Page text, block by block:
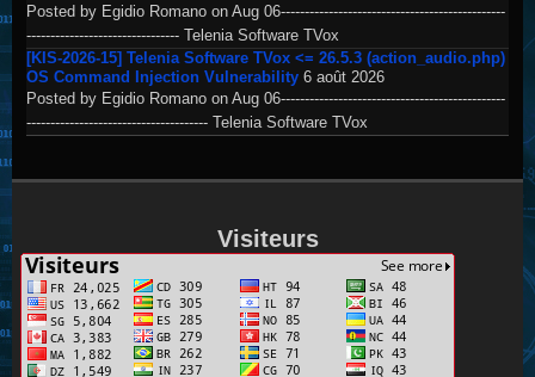
Posted by Egidio Romano on Aug 06-----------------------------------------------
-------------------------------- Telenia Software TVox
[KIS-2026-15] Telenia Software TVox <= 26.5.3 (action_audio.php)
OS Command Injection Vulnerability 6 août 2026
Posted by Egidio Romano on Aug 06-----------------------------------------------
-------------------------------------- Telenia Software TVox
Visiteurs